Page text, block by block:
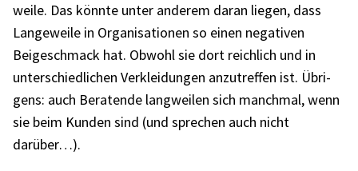
weile. Das könnte unter ande­rem daran liegen, dass
Lange­weile in Orga­ni­sa­tio­nen so einen nega­ti­ven
Beigeschmack hat. Obwohl sie dort reich­lich und in
unter­schied­li­chen Verklei­dun­gen anzu­tref­fen ist. Übri­
gens: auch Bera­tende lang­wei­len sich manch­mal, wenn
sie beim Kunden sind (und spre­chen auch nicht
darüber…).